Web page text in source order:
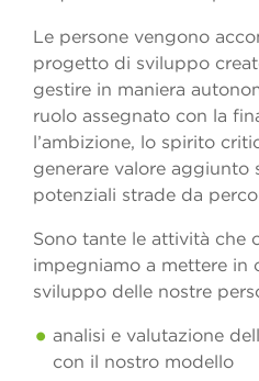
Le persone vengono
progetto di sviluppo
gestire in maniera
ruolo assegnato con la
l’ambizione, lo spirito
generare valore aggiunto
potenziali strade da
Sono tante le attività che
impegniamo a mettere in
sviluppo delle nostre
analisi e valutazione
con il nostro modello